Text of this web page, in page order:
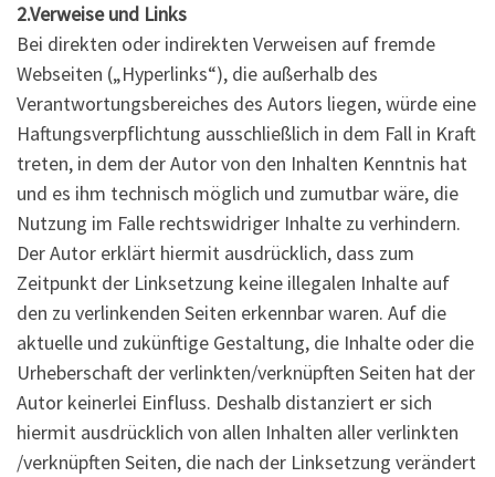
2.Verweise und Links
Bei direkten oder indirekten Verweisen auf fremde
Webseiten („Hyperlinks“), die außerhalb des
Verantwortungsbereiches des Autors liegen, würde eine
Haftungsverpflichtung ausschließlich in dem Fall in Kraft
treten, in dem der Autor von den Inhalten Kenntnis hat
und es ihm technisch möglich und zumutbar wäre, die
Nutzung im Falle rechtswidriger Inhalte zu verhindern.
Der Autor erklärt hiermit ausdrücklich, dass zum
Zeitpunkt der Linksetzung keine illegalen Inhalte auf
den zu verlinkenden Seiten erkennbar waren. Auf die
aktuelle und zukünftige Gestaltung, die Inhalte oder die
Urheberschaft der verlinkten/verknüpften Seiten hat der
Autor keinerlei Einfluss. Deshalb distanziert er sich
hiermit ausdrücklich von allen Inhalten aller verlinkten
/verknüpften Seiten, die nach der Linksetzung verändert